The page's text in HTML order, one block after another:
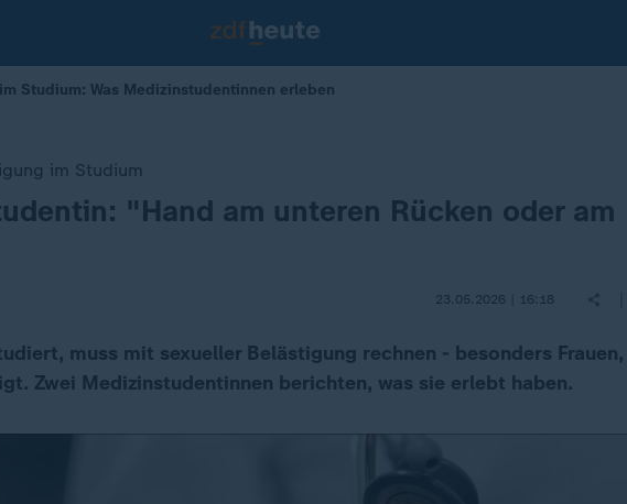
Studium: Was Medizinstudentinnen erleben
im Studium
"Hand am unteren Rücken oder am
23.05.2026 | 16:18
muss mit sexueller Belästigung rechnen - besonders
Zwei Medizinstudentinnen berichten, was sie erlebt haben.